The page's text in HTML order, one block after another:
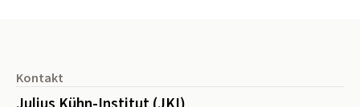
Kontakt